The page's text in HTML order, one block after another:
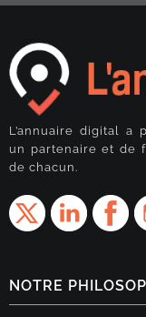
L’annuaire digital
un partenaire et de
de chacun.
NOTRE